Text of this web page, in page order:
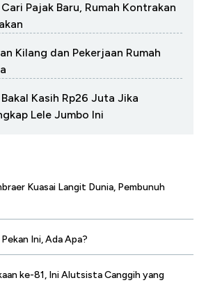
Pajak Baru, Rumah Kontrakan
Kilang dan Pekerjaan Rumah
Kasih Rp26 Juta Jika
Lele Jumbo Ini
Kuasai Langit Dunia, Pembunuh
Ini, Ada Apa?
ke-81, Ini Alutsista Canggih yang